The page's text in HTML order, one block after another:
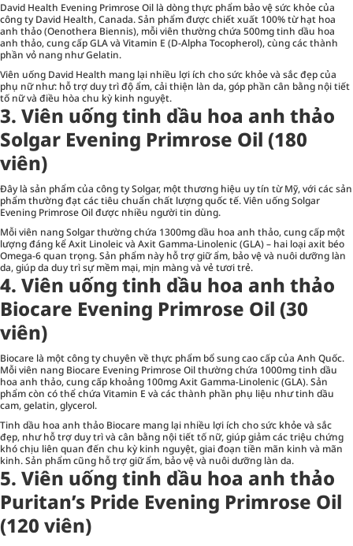
David Health Evening Primrose Oil là dòng thực phẩm bảo vệ sức khỏe của
công ty David Health, Canada. Sản phẩm được chiết xuất 100% từ hạt hoa
anh thảo (Oenothera Biennis), mỗi viên thường chứa 500mg tinh dầu hoa
anh thảo, cung cấp GLA và Vitamin E (D-Alpha Tocopherol), cùng các thành
phần vỏ nang như Gelatin.
Viên uống David Health mang lại nhiều lợi ích cho sức khỏe và sắc đẹp của
phụ nữ như: hỗ trợ duy trì độ ẩm, cải thiện làn da, góp phần cân bằng nội tiết
tố nữ và điều hòa chu kỳ kinh nguyệt.
3. Viên uống tinh dầu hoa anh thảo
Solgar Evening Primrose Oil (180
viên)
Đây là sản phẩm của công ty Solgar, một thương hiệu uy tín từ Mỹ, với các sản
phẩm thường đạt các tiêu chuẩn chất lượng quốc tế. Viên uống Solgar
Evening Primrose Oil được nhiều người tin dùng.
Mỗi viên nang Solgar thường chứa 1300mg dầu hoa anh thảo, cung cấp một
lượng đáng kể Axit Linoleic và Axit Gamma-Linolenic (GLA) – hai loại axit béo
Omega-6 quan trọng. Sản phẩm này hỗ trợ giữ ẩm, bảo vệ và nuôi dưỡng làn
da, giúp da duy trì sự mềm mại, mịn màng và vẻ tươi trẻ.
4. Viên uống tinh dầu hoa anh thảo
Biocare Evening Primrose Oil (30
viên)
Biocare là một công ty chuyên về thực phẩm bổ sung cao cấp của Anh Quốc.
Mỗi viên nang Biocare Evening Primrose Oil thường chứa 1000mg tinh dầu
hoa anh thảo, cung cấp khoảng 100mg Axit Gamma-Linolenic (GLA). Sản
phẩm còn có thể chứa Vitamin E và các thành phần phụ liệu như tinh dầu
cam, gelatin, glycerol.
Tinh dầu hoa anh thảo Biocare mang lại nhiều lợi ích cho sức khỏe và sắc
đẹp, như hỗ trợ duy trì và cân bằng nội tiết tố nữ, giúp giảm các triệu chứng
khó chịu liên quan đến chu kỳ kinh nguyệt, giai đoạn tiền mãn kinh và mãn
kinh. Sản phẩm cũng hỗ trợ giữ ẩm, bảo vệ và nuôi dưỡng làn da.
5. Viên uống tinh dầu hoa anh thảo
Puritan’s Pride Evening Primrose Oil
(120 viên)